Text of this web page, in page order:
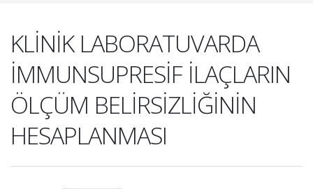
KLİNİK LABORATUVARDA
İMMUNSUPRESİF İLAÇLARIN
ÖLÇÜM BELİRSİZLİĞİNİN
HESAPLANMASI